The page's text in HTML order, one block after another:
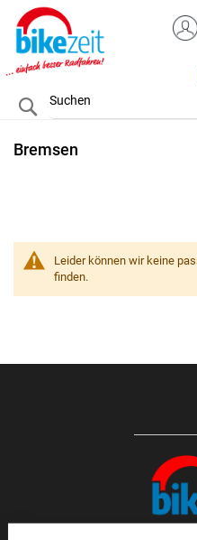
MEIN
Search
Bremsen
Leider können wir keine
finden.